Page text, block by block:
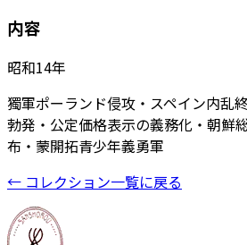
内容
昭和14年
獨軍ポーランド侵攻・スペイン内乱
勃発・公定価格表示の義務化・朝鮮
布・蒙開拓青少年義勇軍
← コレクション一覧に戻る